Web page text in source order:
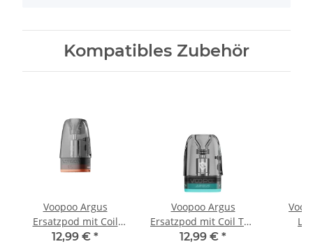
Kompatibles Zubehör
Voopoo Argus
Ersatzpod mit Coil
Multi-Ohm 3,5ml
12,99 € *
Voopoo Argus
Ersatzpod mit Coil Top
Fill V2 3ml (3Stk)
12,99 € *